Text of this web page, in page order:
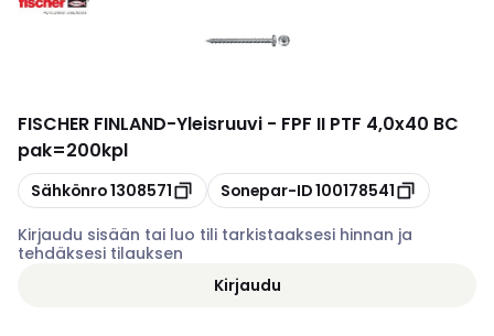
FISCHER FINLAND-Yleisruuvi - FPF II PTF 4,0x40 BC
pak=200kpl
Kopioi
Sähkönro1308571 Kopioi
Sonepar-ID100178541
Kirjaudu sisään tai luo tili tarkistaaksesi hinnan ja
tehdäksesi tilauksen
Kirjaudu